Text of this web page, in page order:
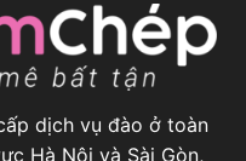
dịch vụ đào ở toàn
Hà Nội và Sài Gòn,